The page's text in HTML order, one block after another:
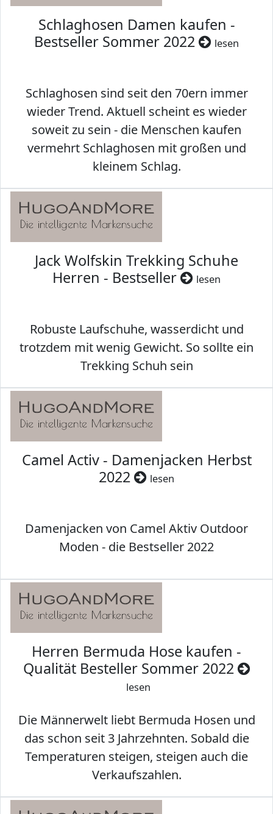
Schlaghosen Damen kaufen -
Bestseller Sommer 2022
lesen
Schlaghosen sind seit den 70ern immer
wieder Trend. Aktuell scheint es wieder
soweit zu sein - die Menschen kaufen
vermehrt Schlaghosen mit großen und
kleinem Schlag.
Jack Wolfskin Trekking Schuhe
Herren - Bestseller
lesen
Robuste Laufschuhe, wasserdicht und
trotzdem mit wenig Gewicht. So sollte ein
Trekking Schuh sein
Camel Activ - Damenjacken Herbst
2022
lesen
Damenjacken von Camel Aktiv Outdoor
Moden - die Bestseller 2022
Herren Bermuda Hose kaufen -
Qualität Besteller Sommer 2022
lesen
Die Männerwelt liebt Bermuda Hosen und
das schon seit 3 Jahrzehnten. Sobald die
Temperaturen steigen, steigen auch die
Verkaufszahlen.